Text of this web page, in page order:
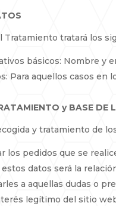
Tratamiento tratará los
básicos: Nombre y
Para aquellos casos en
y BASE DE
y tratamiento de
los pedidos que se
datos será la
a aquellas dudas o
legítimo del sitio